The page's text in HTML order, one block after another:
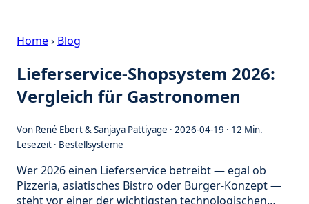
Home› Blog
Lieferservice-Shopsystem 2026:
Vergleich für Gastronomen
Von René Ebert & Sanjaya Pattiyage · 2026-04-19 · 12 Min.
Lesezeit · Bestellsysteme
Wer 2026 einen Lieferservice betreibt — egal ob
Pizzeria, asiatisches Bistro oder Burger-Konzept —
steht vor einer der wichtigsten technologischen…